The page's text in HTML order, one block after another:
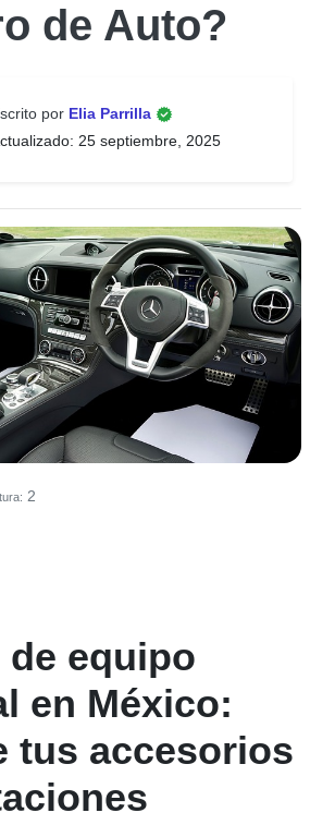
de Auto?
por Elia Parrilla
25 septiembre, 2025
2
de equipo
en México:
tus accesorios